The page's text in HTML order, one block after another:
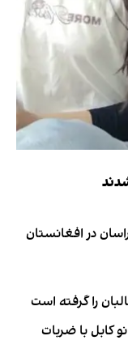
در افغانستان
را گرفته است
کابل با ضربات